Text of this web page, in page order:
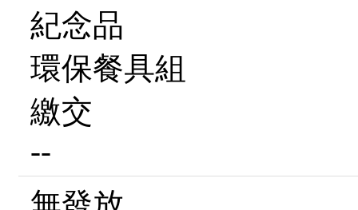
紀念品
環保餐具組
繳交
--